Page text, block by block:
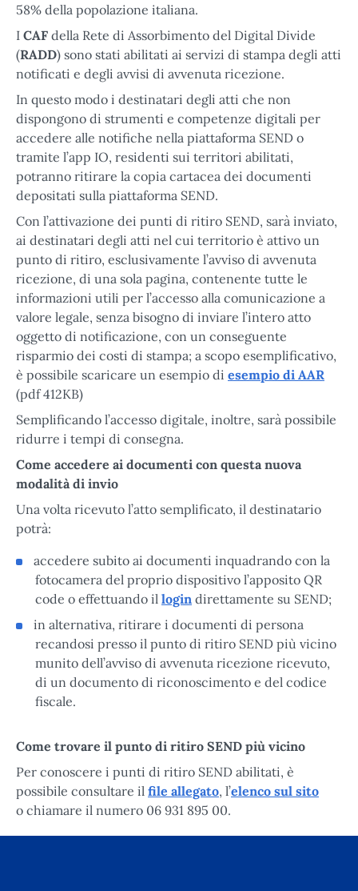
58% della popolazione italiana.
I CAF della Rete di Assorbimento del Digital Divide
(RADD) sono stati abilitati ai servizi di stampa degli atti
notificati e degli avvisi di avvenuta ricezione.
In questo modo i destinatari degli atti che non
dispongono di strumenti e competenze digitali per
accedere alle notifiche nella piattaforma SEND o
tramite l’app IO, residenti sui territori abilitati,
potranno ritirare la copia cartacea dei documenti
depositati sulla piattaforma SEND.
Con l’attivazione dei punti di ritiro SEND, sarà inviato,
ai destinatari degli atti nel cui territorio è attivo un
punto di ritiro, esclusivamente l’avviso di avvenuta
ricezione, di una sola pagina, contenente tutte le
informazioni utili per l’accesso alla comunicazione a
valore legale, senza bisogno di inviare l’intero atto
oggetto di notificazione, con un conseguente
risparmio dei costi di stampa; a scopo esemplificativo,
è possibile scaricare un esempio di esempio di AAR
(pdf 412KB)
Semplificando l’accesso digitale, inoltre, sarà possibile
ridurre i tempi di consegna.
Come accedere ai documenti con questa nuova
modalità di invio
Una volta ricevuto l’atto semplificato, il destinatario
potrà:
accedere subito ai documenti inquadrando con la
fotocamera del proprio dispositivo l’apposito QR
code o effettuando il login direttamente su SEND;
in alternativa, ritirare i documenti di persona
recandosi presso il punto di ritiro SEND più vicino
munito dell’avviso di avvenuta ricezione ricevuto,
di un documento di riconoscimento e del codice
fiscale.
Come trovare il punto di ritiro SEND più vicino
Per conoscere i punti di ritiro SEND abilitati, è
possibile consultare il file allegato, l’elenco sul sito
o chiamare il numero 06 931 895 00.